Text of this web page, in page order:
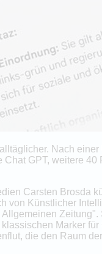
Nach
GPT, weitere
Carsten Brosda
von Künstlicher
Marker
die den Raum